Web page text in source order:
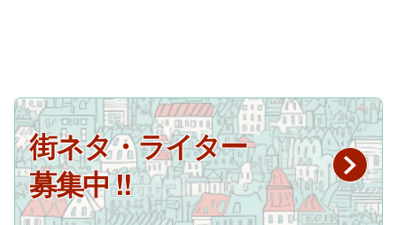
街ネタ・ライター
募集中 !!